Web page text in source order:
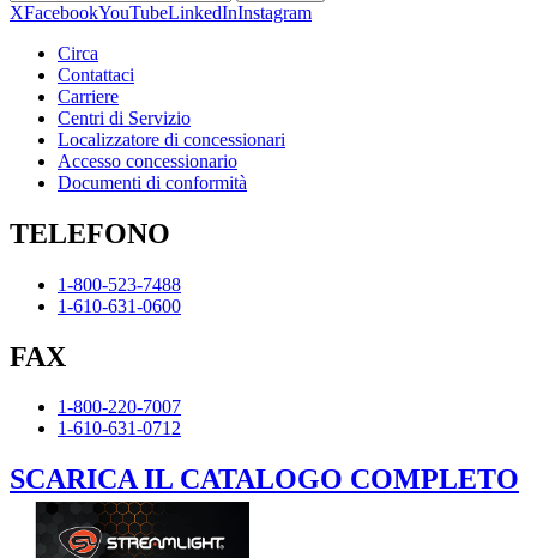
XFacebookYouTubeLinkedInInstagram
Circa
Contattaci
Carriere
Centri di Servizio
Localizzatore di concessionari
Accesso concessionario
Documenti di conformità
TELEFONO
1-800-523-7488
1-610-631-0600
FAX
1-800-220-7007
1-610-631-0712
SCARICA IL CATALOGO COMPLETO